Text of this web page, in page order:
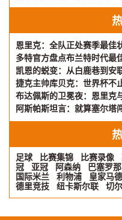
恩里克：全队正处赛季最佳
凯恩的蜕变：从白鹿巷到安
捷克主帅库贝克：世界杯不
布达佩斯的卫冕夜：恩里克
阿斯帕斯坦言：就算塞尔塔
足球 比赛集锦 比赛录像
冠
亚冠 阿森纳 巴塞罗那
国际米兰
利物浦 皇家马
德里竞技
纽卡斯尔联 切